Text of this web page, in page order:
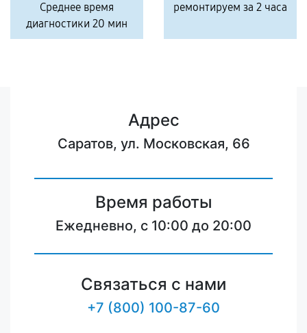
Среднее время
диагностики 20 мин
ремонтируем за 2 часа
Адрес
Саратов, ул. Московская, 66
Время работы
Ежедневно, с 10:00 до 20:00
Связаться с нами
+7 (800) 100-87-60